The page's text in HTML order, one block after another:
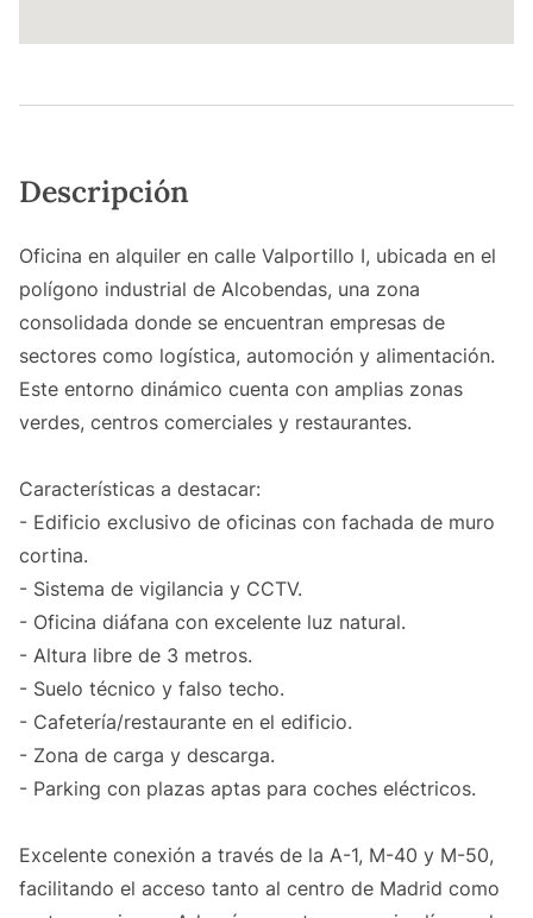
Descripción
Oficina en alquiler en calle Valportillo I, ubicada en el
polígono industrial de Alcobendas, una zona
consolidada donde se encuentran empresas de
sectores como logística, automoción y alimentación.
Este entorno dinámico cuenta con amplias zonas
verdes, centros comerciales y restaurantes.
Características a destacar:
- Edificio exclusivo de oficinas con fachada de muro
cortina.
- Sistema de vigilancia y CCTV.
- Oficina diáfana con excelente luz natural.
- Altura libre de 3 metros.
- Suelo técnico y falso techo.
- Cafetería/restaurante en el edificio.
- Zona de carga y descarga.
- Parking con plazas aptas para coches eléctricos.
Excelente conexión a través de la A-1, M-40 y M-50,
facilitando el acceso tanto al centro de Madrid como